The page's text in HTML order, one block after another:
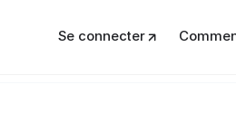
Se connecter